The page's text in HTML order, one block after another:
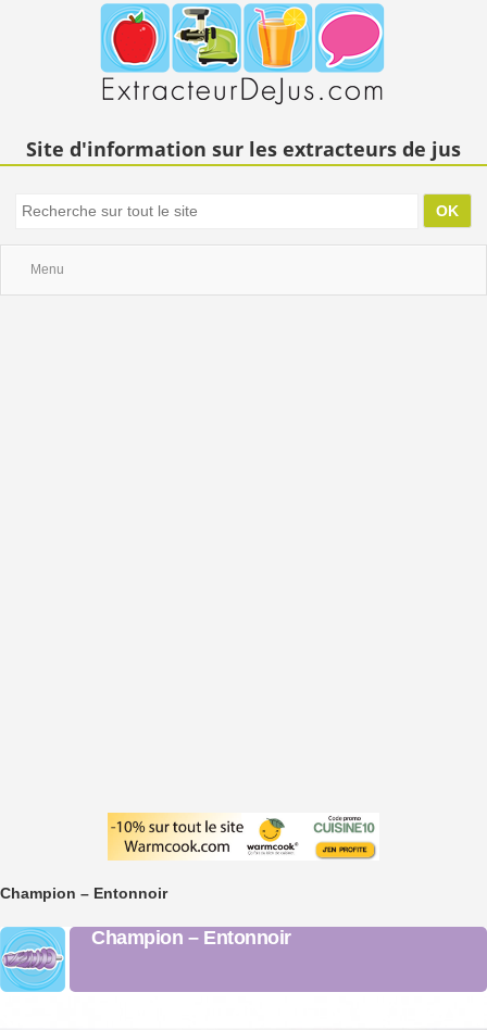
Site d'information sur les extracteurs de jus
Menu
Champion – Entonnoir
Champion – Entonnoir